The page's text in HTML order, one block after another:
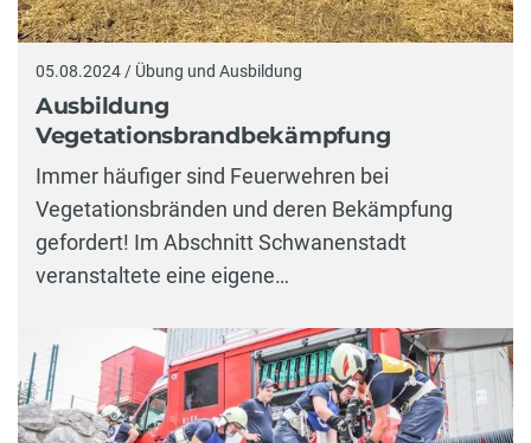
05.08.2024 / Übung und Ausbildung
Ausbildung
Vegetationsbrandbekämpfung
Immer häufiger sind Feuerwehren bei
Vegetationsbränden und deren Bekämpfung
gefordert! Im Abschnitt Schwanenstadt
veranstaltete eine eigene…